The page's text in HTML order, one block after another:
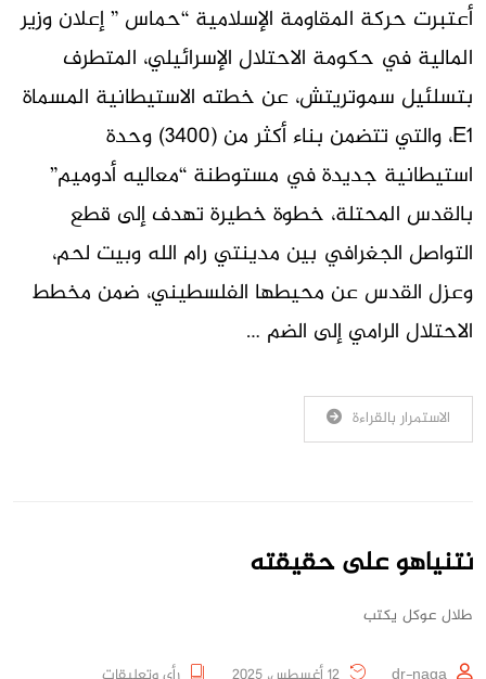
أعتبرت حركة المقاومة الإسلامية “حماس ” إعلان وزير
المالية في حكومة الاحتلال الإسرائيلي، المتطرف
بتسلئيل سموتريتش، عن خطته الاستيطانية المسماة
E1، والتي تتضمن بناء أكثر من (3400) وحدة
استيطانية جديدة في مستوطنة “معاليه أدوميم”
بالقدس المحتلة، خطوة خطيرة تهدف إلى قطع
التواصل الجغرافي بين مدينتي رام الله وبيت لحم،
وعزل القدس عن محيطها الفلسطيني، ضمن مخطط
الاحتلال الرامي إلى الضم …
الاستمرار بالقراءة
نتنياهو على حقيقته
طلال عوكل يكتب